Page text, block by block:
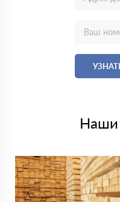
Наши